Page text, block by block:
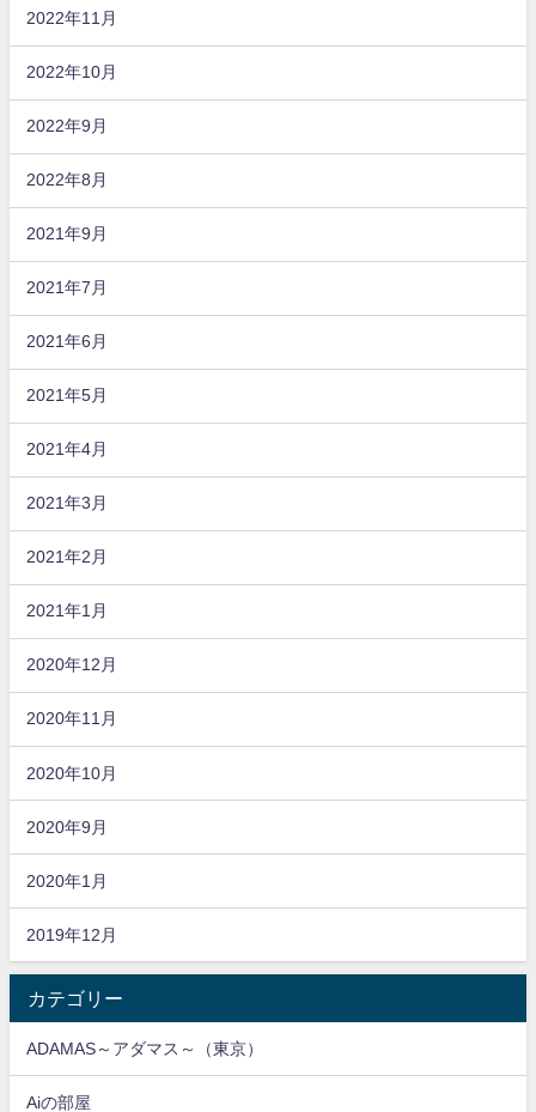
2022年11月
2022年10月
2022年9月
2022年8月
2021年9月
2021年7月
2021年6月
2021年5月
2021年4月
2021年3月
2021年2月
2021年1月
2020年12月
2020年11月
2020年10月
2020年9月
2020年1月
2019年12月
カテゴリー
ADAMAS～アダマス～（東京）
Aiの部屋